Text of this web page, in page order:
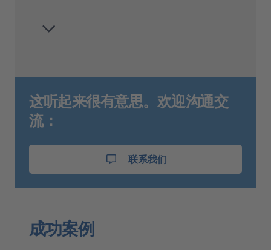
这听起来很有意思。欢迎沟通交
流：
联系我们
成功案例